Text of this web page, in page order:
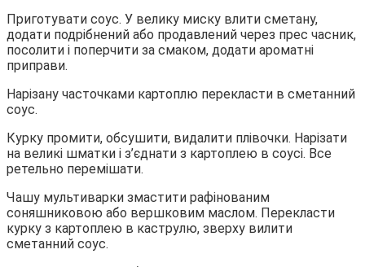
Приготувати соус. У велику миску влити сметану,
додати подрібнений або продавлений через прес часник,
посолити і поперчити за смаком, додати ароматні
приправи.
Нарізану часточками картоплю перекласти в сметанний
соус.
Курку промити, обсушити, видалити плівочки. Нарізати
на великі шматки і з’єднати з картоплею в соусі. Все
ретельно перемішати.
Чашу мультиварки змастити рафінованим
соняшниковою або вершковим маслом. Перекласти
курку з картоплею в каструлю, зверху вилити
сметанний соус.